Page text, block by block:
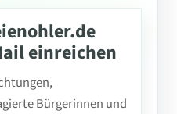
einreichen
Bürgerinnen und